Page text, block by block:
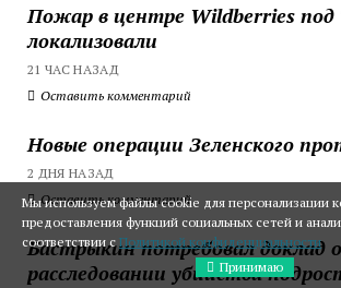
Пожар в центре Wildberries под
локализовали
21 ЧАС НАЗАД
Оставить комментарий
Новые операции Зеленского
2 ДНЯ НАЗАД
Оставить комментарий
Бастрыкин потребовал доклад о
расследовании убийства
Мы используем файлы cookie для персонализации
предоставления функций социальных сетей и
соответствии сПолитикой конфиденциальности
Принимаю